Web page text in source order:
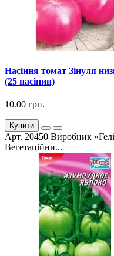
Насіння томат Зінуля
(25 насінин)
10.00 грн.
Купити
Арт. 20450 Виробник
Вегетаційни...